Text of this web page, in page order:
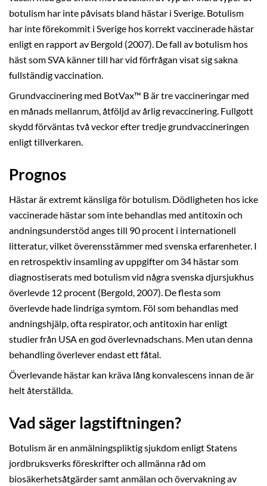
botulism har inte påvisats bland hästar i Sverige. Botulism
har inte förekommit i Sverige hos korrekt vaccinerade hästar
enligt en rapport av Bergold (2007). De fall av botulism hos
häst som SVA känner till har vid förfrågan visat sig sakna
fullständig vaccination.
Grundvaccinering med BotVax™ B är tre vaccineringar med
en månads mellanrum, åtföljd av årlig revaccinering. Fullgott
skydd förväntas två veckor efter tredje grundvaccineringen
enligt tillverkaren.
Prognos
Hästar är extremt känsliga för botulism. Dödligheten hos icke
vaccinerade hästar som inte behandlas med antitoxin och
andningsunderstöd anges till 90 procent i internationell
litteratur, vilket överensstämmer med svenska erfarenheter. I
en retrospektiv insamling av uppgifter om 34 hästar som
diagnostiserats med botulism vid några svenska djursjukhus
överlevde 12 procent (Bergold, 2007). De flesta som
överlevde hade lindriga symtom. Föl som behandlas med
andningshjälp, ofta respirator, och antitoxin har enligt
studier från USA en god överlevnadschans. Men utan denna
behandling överlever endast ett fåtal.
Överlevande hästar kan kräva lång konvalescens innan de är
helt återställda.
Vad säger lagstiftningen?
Botulism är en anmälningspliktig sjukdom enligt Statens
jordbruksverks föreskrifter och allmänna råd om
biosäkerhetsåtgärder samt anmälan och övervakning av